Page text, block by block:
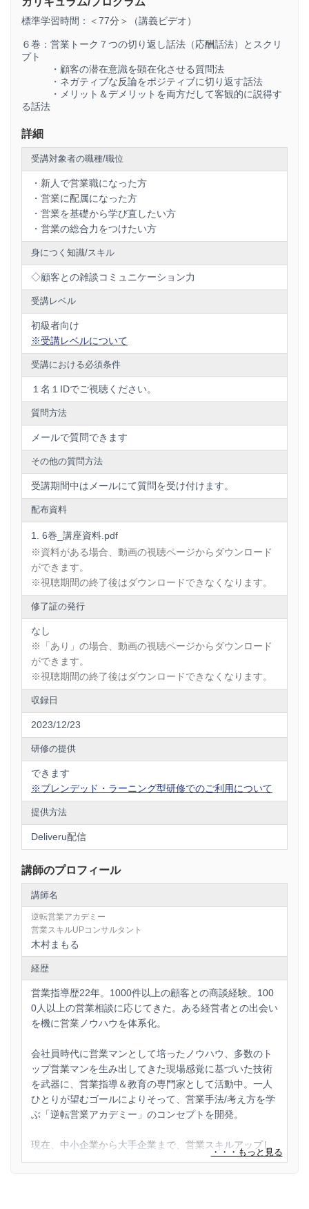
私たちはとにかく「手っ取り早く悩みを解決
好むようになったのです。
もちろん、今までの手法が完全に役立たなくなった、という
わけではありません。
難易度 が格段に上がって いるのは事実なのです。
つまり…これまでのとおりに、プレゼンテーションや説明で
らえる可能性が、
す…。
ックが必要になってしまいました。
…そこで今注目されているのが、この
この営業法では、一方的なプレゼンテーションは行いませ
。
あなたの 商品の価値 を、マシンガントークのような説明では
す。
さて、どんな営業法か、あなたは想像できますか？
下記詳細をご覧いただき、「注文する」ボタンをクリックし
て受講をスタートしてください。
標準学習時間：＜77分＞（講義ビデオ）
６巻：営業トーク７つの切り返し話法（応酬話法）とスクリ
プト
・顧客の潜在意識を顕在化させる質問法
・ネガティブな反論をポジティブに切り返す話法
・メリット＆デメリットを両方だして客観的に説得す
る話法
詳細
受講対象者の職種/職位
・新人で営業職になった方
・営業に配属になった方
・営業を基礎から学び直したい方
・営業の総合力をつけたい方
身につく知識/スキル
◇顧客との雑談コミュニケーション力
受講レベル
初級者向け
※受講レベルについて
受講における必須条件
１名１IDでご視聴ください。
質問方法
メールで質問できます
その他の質問方法
受講期間中はメールにて質問を受け付けます。
配布資料
6巻_講座資料.pdf
※資料がある場合、動画の視聴ページからダウンロード
ができます。
※視聴期間の終了後はダウンロードできなくなります。
修了証の発行
なし
※「あり」の場合、動画の視聴ページからダウンロード
ができます。
※視聴期間の終了後はダウンロードできなくなります。
収録日
2023/12/23
研修の提供
できます
※ブレンデッド・ラーニング型研修でのご利用について
提供方法
Deliveru配信
講師のプロフィール
講師名
逆転営業アカデミー
営業スキルUPコンサルタント
木村まもる
経歴
営業指導歴22年。1000件以上の顧客との商談経験。100
0人以上の営業相談に応じてきた。ある経営者との出会い
を機に営業ノウハウを体系化。
会社員時代に営業マンとして培ったノウハウ、多数のト
ップ営業マンを生み出してきた現場感覚に基づいた技術
を武器に、営業指導＆教育の専門家として活動中。一人
ひとりが望むゴールによりそって、営業手法/考え方を学
ぶ「逆転営業アカデミー」のコンセプトを開発。
現在、中小企業から大手企業まで、営業スキルアップし
たい経営者/事業者を対象として、セミナーや、個別コン